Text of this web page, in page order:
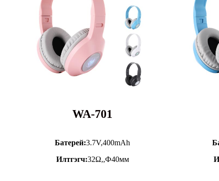
WA-701
Батерей:3.7V,400mAh
Илтгэгч:32Ω,,Ф40мм